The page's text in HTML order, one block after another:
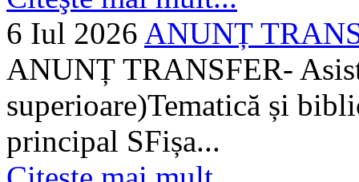
6 Iul 2026 ANUNȚ
ANUNȚ TRANSFER-
superioare)Tematică și
principal SFișa...